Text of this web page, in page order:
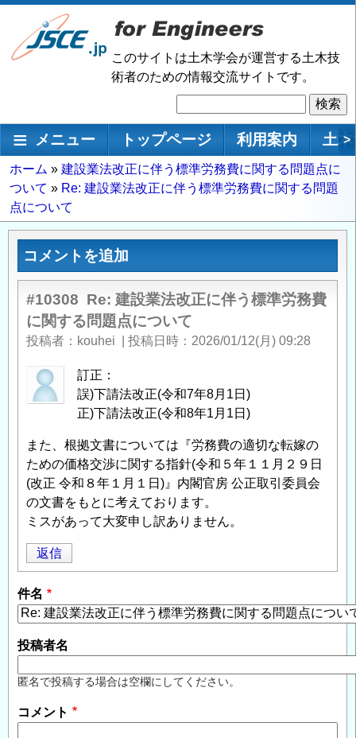
メ
ン
このサイトは土木学会が運営する土木技
術者のための情報交流サイトです。
索
メインナビゲーション
メニュー トップページ 利用案内 土 >
パ
ン
く
ず
ホーム
建設業法改正に伴う標準労務費に関する問題点に
ついて
Re: 建設業法改正に伴う標準労務費に関する問題
点について
コメントを追加
#10308 Re: 建設業法改正に伴う標準労務費
に関する問題点について
投稿者 kouhei 投稿日時 2026/01/12(月) 09:28
訂正：
誤)下請法改正(令和7年8月1日)
正)下請法改正(令和8年1月1日)
また、根拠文書については『労務費の適切な転嫁の
ための価格交渉に関する指針(令和５年１１月２９日
(改正 令和８年１月１日)』内閣官房 公正取引委員会
の文書をもとに考えております。
ミスがあって大変申し訳ありません。
返信
件名
投稿者名
匿名で投稿する場合は空欄にしてください。
コメント